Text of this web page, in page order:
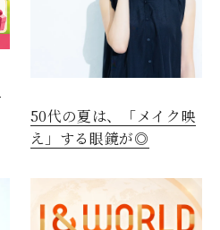
50代の夏は、「メイク映
え」する眼鏡が◎